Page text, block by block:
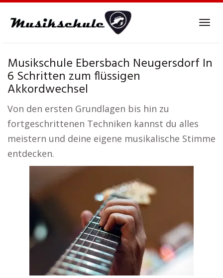
Musikschule Ebersbach Neugersdorf In
6 Schritten zum flüssigen
Akkordwechsel
Von den ersten Grundlagen bis hin zu
fortgeschrittenen Techniken kannst du alles
meistern und deine eigene musikalische Stimme
entdecken.